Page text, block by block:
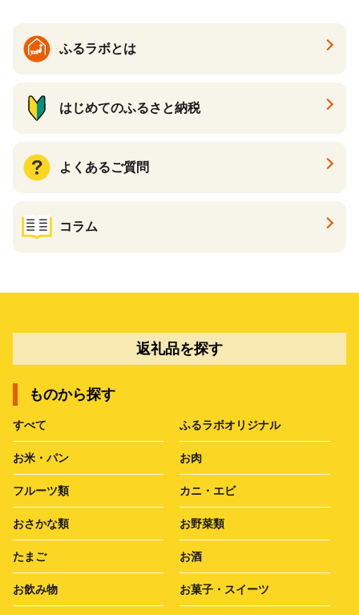
ふるラボとは
はじめてのふるさと納税
よくあるご質問
コラム
返礼品を探す
ものから探す
すべて ふるラボオリジナル
お米・パン お肉
フルーツ類 カニ・エビ
おさかな類 お野菜類
たまご お酒
お飲み物 お菓子・スイーツ